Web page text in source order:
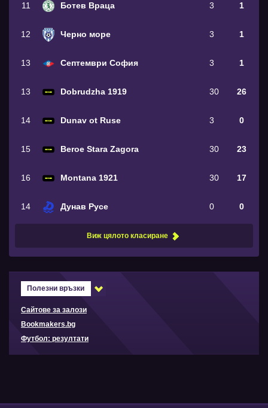
11 Ботев Враца 3 1
12 Черно море 3 1
13 Септември София 3 1
13 Dobrudzha 1919 30 26
14 Dunav ot Ruse 3 0
15 Beroe Stara Zagora 30 23
16 Montana 1921 30 17
14 Дунав Русе 0 0
Виж цялото класиране
Полезни връзки
Сайтове за залози
Bookmakers.bg
Футбол: резултати